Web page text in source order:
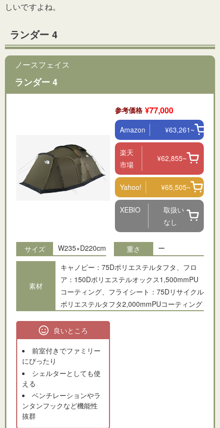
しいですよね。
ランダー 4
ノースフェイス
ランダー 4
参考価格 ¥77,000
Amazon ¥63,261~
楽天
市場
¥62,855~
Yahoo! ¥65,505~
XEBIO
取扱い
なし
サイズ W235×D220cm 重さ ー
素材
キャノピー：75Dポリエステルタフタ、フロ
ア：150Dポリエステルオックス1,500mmPU
コーティング、フライシート：75Dリサイクル
ポリエステルタフタ2,000mmPUコーティング
良いところ
前室付きでファミリー
にぴったり
シェルターとしても使
える
ベンチレーションやラ
ンタンフックなど機能性
抜群